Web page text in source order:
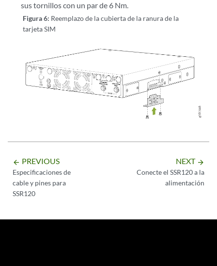
sus tornillos con un par de 6 Nm.
Figura 6: Reemplazo de la cubierta de la ranura de la
tarjeta SIM
arrow_backward PREVIOUS
Especificaciones de
cable y pines para
SSR120
NEXT arrow_forward
Conecte el SSR120 a la
alimentación